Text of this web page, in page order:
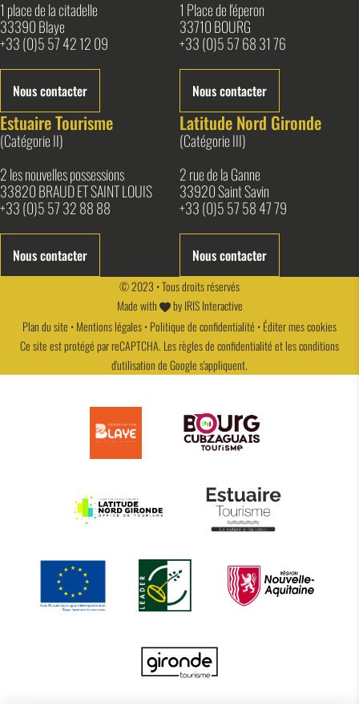
1 place de la citadelle
33390 Blaye
+33 (0)5 57 42 12 09
Nous contacter
1 Place de l'éperon
33710 BOURG
+33 (0)5 57 68 31 76
Nous contacter
Estuaire Tourisme
(Catégorie II)
2 les nouvelles possessions
33820 BRAUD ET SAINT LOUIS
+33 (0)5 57 32 88 88
Nous contacter
Latitude Nord Gironde
(Catégorie III)
2 rue de la Ganne
33920 Saint Savin
+33 (0)5 57 58 47 79
Nous contacter
© 2023 • Tous droits réservés
Made with
byIRIS Interactive
Plan du site •Mentions légales•Politique de confidentialité •Éditer mes cookies
Ce site est protégé par reCAPTCHA. Lesrègles de confidentialitéet lesconditions
d'utilisationde Google s'appliquent.